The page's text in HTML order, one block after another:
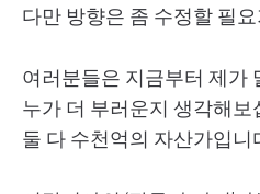
다만 방향은 좀 수정할 필
여러분들은 지금부터 제가
누가 더 부러운지 생각해보
둘 다 수천억의 자산가입니